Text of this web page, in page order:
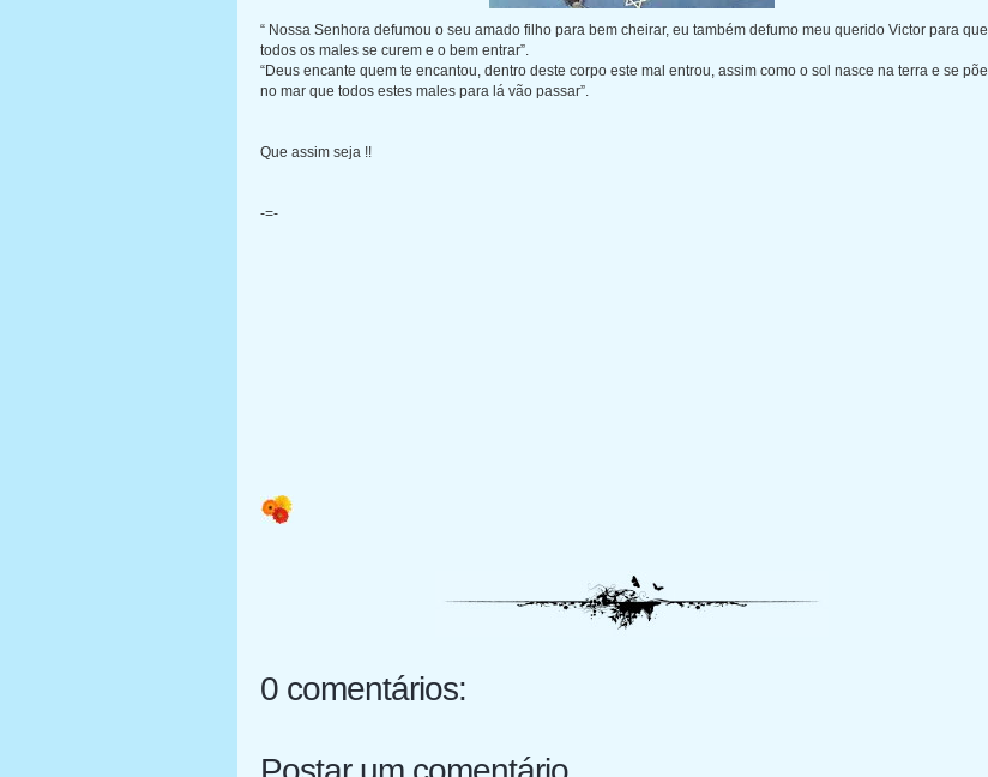
“ Nossa Senhora defumou o seu amado filho para bem cheirar, eu também defumo meu querido Victor para que
todos os males se curem e o bem entrar”.
“Deus encante quem te encantou, dentro deste corpo este mal entrou, assim como o sol nasce na terra e se põe
no mar que todos estes males para lá vão passar”.
Que assim seja !!
-=-
0 comentários: